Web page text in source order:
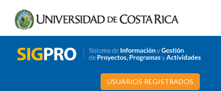
USUARIOS REGISTRADOS